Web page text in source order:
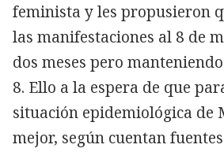
feminista y les propusieron
las manifestaciones al 8 de
dos meses pero
8. Ello a la espera de que
situación epidemiológica de
mejor, según cuentan